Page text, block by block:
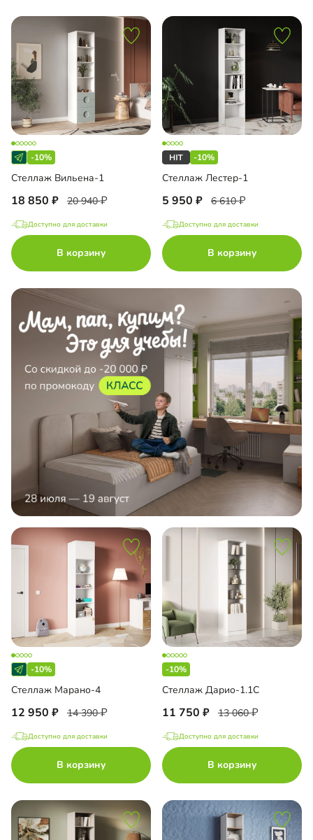
-10%
Стеллаж Вильена-1
18 850 20 940
Доступно для доставки
В корзину
-10%
Стеллаж Лестер-1
5 950 6 610
Доступно для доставки
В корзину
-10%
Стеллаж Марано-4
12 950 14 390
Доступно для доставки
В корзину
-10%
Стеллаж Дарио-1.1С
11 750 13 060
Доступно для доставки
В корзину